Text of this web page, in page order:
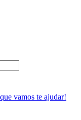
vamos te ajudar!